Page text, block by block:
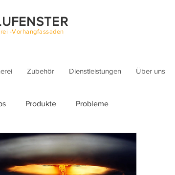
-Vorhangfassaden
Zubehör Dienstleistungen Über uns
Produkte Probleme